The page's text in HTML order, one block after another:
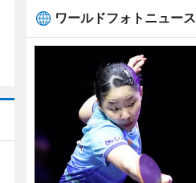
ワールドフォトニュース